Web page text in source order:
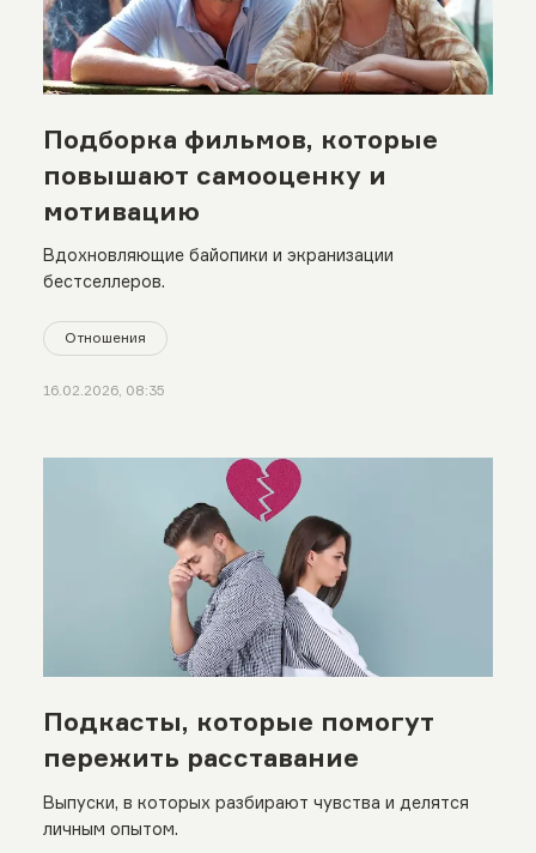
Подборка фильмов, которые
повышают самооценку и
мотивацию
Вдохновляющие байопики и экранизации
бестселлеров.
Отношения
16.02.2026, 08:35
Подкасты, которые помогут
пережить расставание
Выпуски, в которых разбирают чувства и делятся
личным опытом.